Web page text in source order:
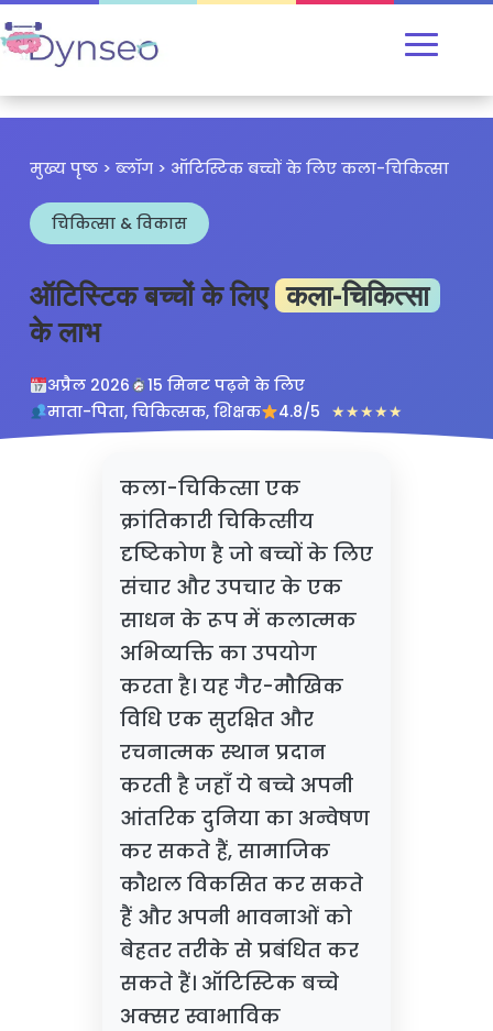
मुख्य पृष्ठ > ब्लॉग > ऑटिस्टिक बच्चों के लिए कला-चिकित्सा
चिकित्सा & विकास
ऑटिस्टिक बच्चों के लिए कला-चिकित्सा
के लाभ
अप्रैल 2026
15 मिनट पढ़ने के लिए
माता-पिता, चिकित्सक, शिक्षक
4.8/5 ★★★★★
कला-चिकित्सा एक
क्रांतिकारी चिकित्सीय
दृष्टिकोण है जो बच्चों के लिए
संचार और उपचार के एक
साधन के रूप में कलात्मक
अभिव्यक्ति का उपयोग
करता है। यह गैर-मौखिक
विधि एक सुरक्षित और
रचनात्मक स्थान प्रदान
करती है जहाँ ये बच्चे अपनी
आंतरिक दुनिया का अन्वेषण
कर सकते हैं, सामाजिक
कौशल विकसित कर सकते
हैं और अपनी भावनाओं को
बेहतर तरीके से प्रबंधित कर
सकते हैं। ऑटिस्टिक बच्चे
अक्सर स्वाभाविक